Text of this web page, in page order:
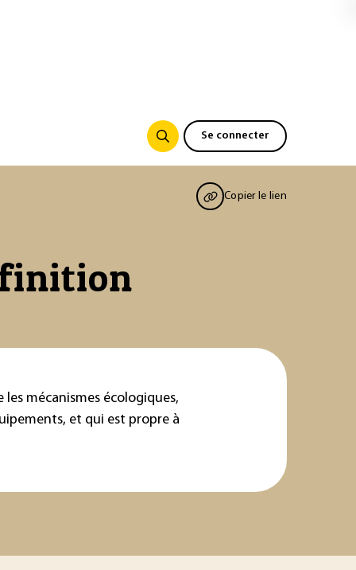
Se connecter
Copier le lien
mécanismes écologiques,
et qui est propre à